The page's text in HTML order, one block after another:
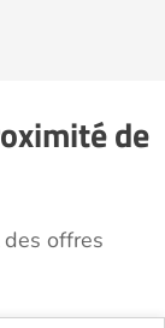
de
offres